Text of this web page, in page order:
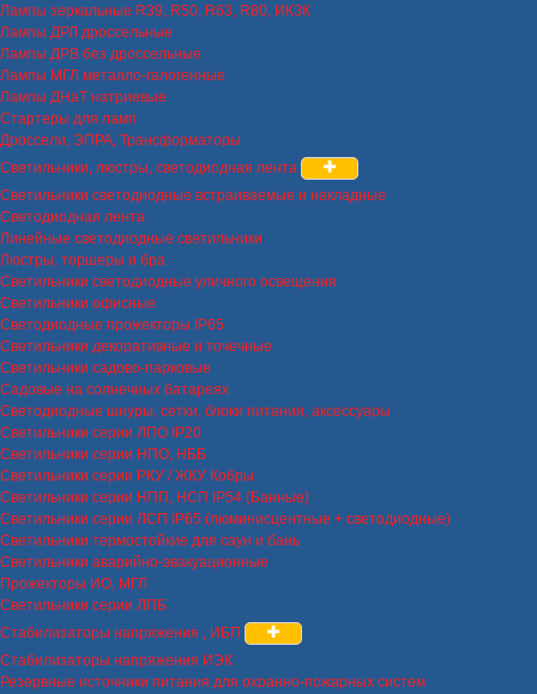
Лампы зеркальные R39, R50, R63, R80, ИКЗК
Лампы ДРЛ дроссельные
Лампы ДРВ без дроссельные
Лампы МГЛ металло-галогенные
Лампы ДНаТ натриевые
Стартеры для ламп
Дроссели, ЭПРА, Трансформаторы
Светильники, люстры, светодиодная лента
Светильники светодиодные встраиваемые и накладные
Светодиодная лента
Линейные светодиодные светильники
Люстры, торшеры и бра
Светильники светодиодные уличного освещения
Светильники офисные
Светодиодные прожекторы IP65
Светильники декоративные и точечные
Светильники садово-парковые
Садовые на солнечных батареях
Светодиодные шнуры, сетки, блоки питания, аксессуары
Светильники серии ЛПО IP20
Светильники серии НПО, НББ
Светильники серии РКУ / ЖКУ Кобры
Светильники серии НПП, НСП IP54 (Банные)
Светильники серии ЛСП IP65 (люминисцентные + светодиодные)
Светильники термостойкие для саун и бань
Светильники аварийно-эвакуационные
Прожекторы ИО, МГЛ
Светильники серии ЛПБ
Стабилизаторы напряжения , ИБП
Стабилизаторы напряжения ИЭК
Резервные источники питания для охранно-пожарных систем